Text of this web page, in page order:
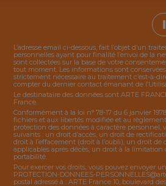
L’adresse email ci-dessous, fait l’objet d’un
personnelles ayant pour finalité l’envoi de la
sont collectées sur la base de votre
tout moment. Les informations sont
strictement nécessaire au traitement c’est-à-
compter du dernier contact émanant de
Le destinataire des données sont ARTE
France.
Conformément à la loi n° 78-17 du 6 janvier
fichiers et aux libertés modifiée et au
protection des données à caractère personnel,
suivants : un droit d’accès, un droit de
droit à l’effacement (droit à l’oubli), un droit de
applicables après décès, un droit à la
portabilité.
Pour exercer vos droits, vous pouvez envoyer
PROTECTION-DONNEES-
postal adressé à : ARTE France 10, boulevard